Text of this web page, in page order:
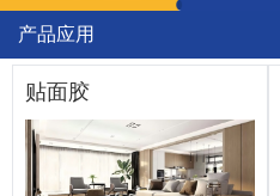
产品应用
贴面胶